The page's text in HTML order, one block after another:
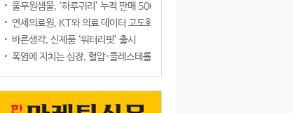
풀무원샘물, ‘하루귀리’ 누적 판매 500만 병 돌파
연세의료원, KT와 의료 데이터 고도화 협력
바른생각, 신제품 ‘워터리핏’ 출시
폭염에 지치는 심장, 혈압·콜레스테롤만 챙기면 될까?